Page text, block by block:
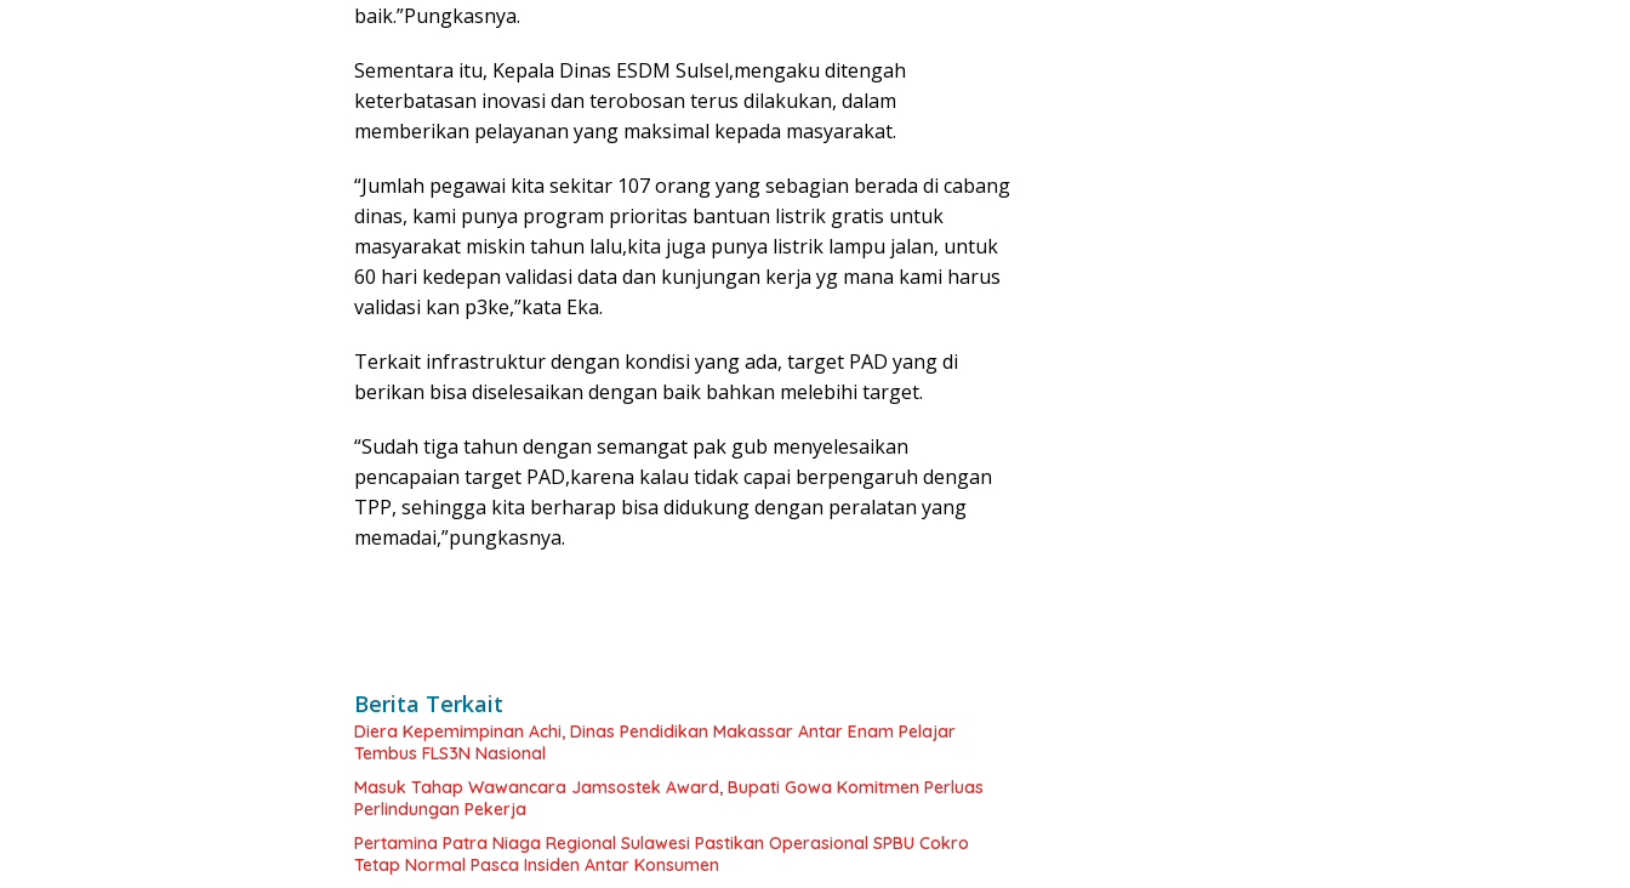
baik.”Pungkasnya.
Sementara itu, Kepala Dinas ESDM Sulsel,mengaku ditengah
keterbatasan inovasi dan terobosan terus dilakukan, dalam
memberikan pelayanan yang maksimal kepada masyarakat.
“Jumlah pegawai kita sekitar 107 orang yang sebagian berada di cabang
dinas, kami punya program prioritas bantuan listrik gratis untuk
masyarakat miskin tahun lalu,kita juga punya listrik lampu jalan, untuk
60 hari kedepan validasi data dan kunjungan kerja yg mana kami harus
validasi kan p3ke,”kata Eka.
Terkait infrastruktur dengan kondisi yang ada, target PAD yang di
berikan bisa diselesaikan dengan baik bahkan melebihi target.
“Sudah tiga tahun dengan semangat pak gub menyelesaikan
pencapaian target PAD,karena kalau tidak capai berpengaruh dengan
TPP, sehingga kita berharap bisa didukung dengan peralatan yang
memadai,”pungkasnya.
Berita Terkait
Diera Kepemimpinan Achi, Dinas Pendidikan Makassar Antar Enam Pelajar
Tembus FLS3N Nasional
Masuk Tahap Wawancara Jamsostek Award, Bupati Gowa Komitmen Perluas
Perlindungan Pekerja
Pertamina Patra Niaga Regional Sulawesi Pastikan Operasional SPBU Cokro
Tetap Normal Pasca Insiden Antar Konsumen